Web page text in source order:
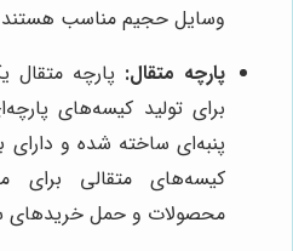
وسایل حجیم مناسب
پارچه متقال: پارچه متقال
برای تولید کیسه‌های
پنبه‌ای ساخته شده و
کیسه‌های متقالی برای
محصولات و حمل